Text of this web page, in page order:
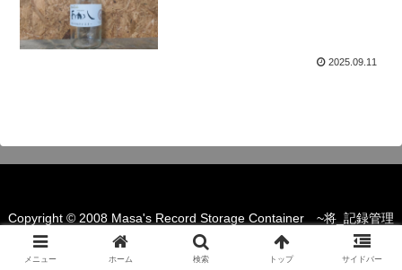
2025.09.11
Copyright © 2008 Masa's Record Storage Container ~将_記録管理
簿~ All Rights Reserved.
メニュー ホーム 検索 トップ サイドバー